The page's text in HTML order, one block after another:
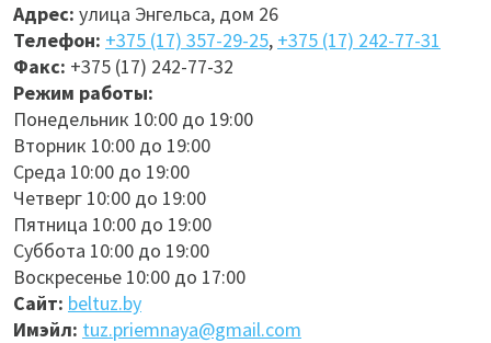
Адрес: улица Энгельса, дом 26
Телефон: +375 (17) 357-29-25, +375 (17) 242-77-31
Факс: +375 (17) 242-77-32
Режим работы:
Понедельник 10:00 до 19:00
Вторник 10:00 до 19:00
Среда 10:00 до 19:00
Четверг 10:00 до 19:00
Пятница 10:00 до 19:00
Суббота 10:00 до 19:00
Воскресенье 10:00 до 17:00
Сайт: beltuz.by
Имэйл: tuz.priemnaya@gmail.com